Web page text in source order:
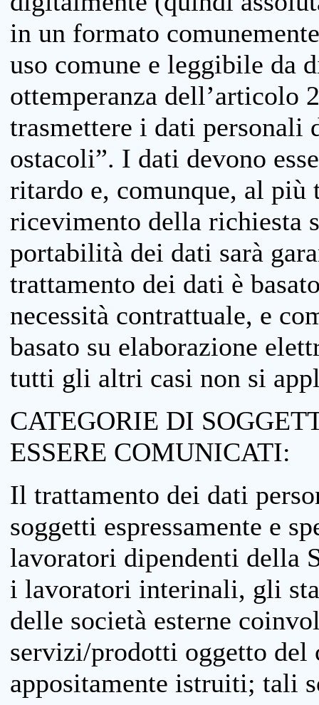
in un formato
uso comune e leggibile da
ottemperanza dell’articolo
trasmettere i dati personali
ostacoli”. I dati devono
ritardo e, comunque, al più
ricevimento della richiesta
portabilità dei dati sarà
trattamento dei dati è
necessità contrattuale, e
basato su elaborazione
tutti gli altri casi non si
CATEGORIE DI
ESSERE COMUNICATI:
Il trattamento dei dati
soggetti espressamente e
lavoratori dipendenti della
i lavoratori interinali, gli
delle società esterne
servizi/prodotti oggetto
appositamente istruiti; tali